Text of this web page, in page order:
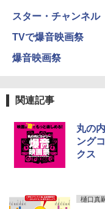
スター・チャンネル
TVで爆音映画祭
爆音映画祭
関連記事
丸の
ング
クス
樋口真